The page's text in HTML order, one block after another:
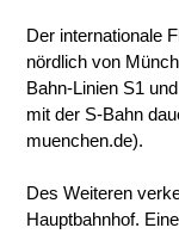
Der internationale
nördlich von
Bahn-Linien S1
mit der S-Bahn
muenchen.de).
Des Weiteren
Hauptbahnhof.